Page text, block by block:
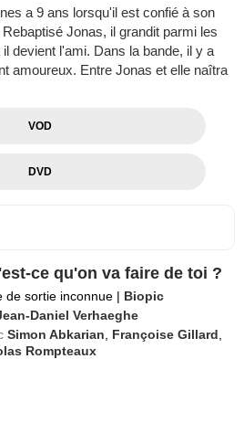
a 9 ans lorsqu'il est confié à son
Jonas, il grandit parmi les
devient l'ami. Dans la bande, il y a
amoureux. Entre Jonas et elle naîtra
VOD
DVD
ce qu'on va faire de toi ?
de sortie inconnue | Biopic
Daniel Verhaeghe
Simon Abkarian Françoise Gillard
Rompteaux